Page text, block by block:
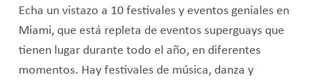
Echa un vistazo a 10 festivales y eventos geniales en
Miami, que está repleta de eventos superguays que
tienen lugar durante todo el año, en diferentes
momentos. Hay festivales de música, danza y